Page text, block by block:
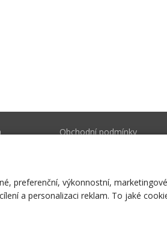
Obchodní podmínky
preferenční, výkonnostní,
a personalizaci reklam. To jaké